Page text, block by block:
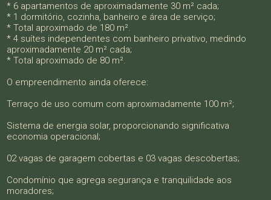
* 6 apartamentos de aproximadamente 30 m² cada;
* 1 dormitório, cozinha, banheiro e área de serviço;
* Total aproximado de 180 m².
* 4 suítes independentes com banheiro privativo, medindo
aproximadamente 20 m² cada;
* Total aproximado de 80 m².
O empreendimento ainda oferece:
Terraço de uso comum com aproximadamente 100 m²;
Sistema de energia solar, proporcionando significativa
economia operacional;
02 vagas de garagem cobertas e 03 vagas descobertas;
Condomínio que agrega segurança e tranquilidade aos
moradores;